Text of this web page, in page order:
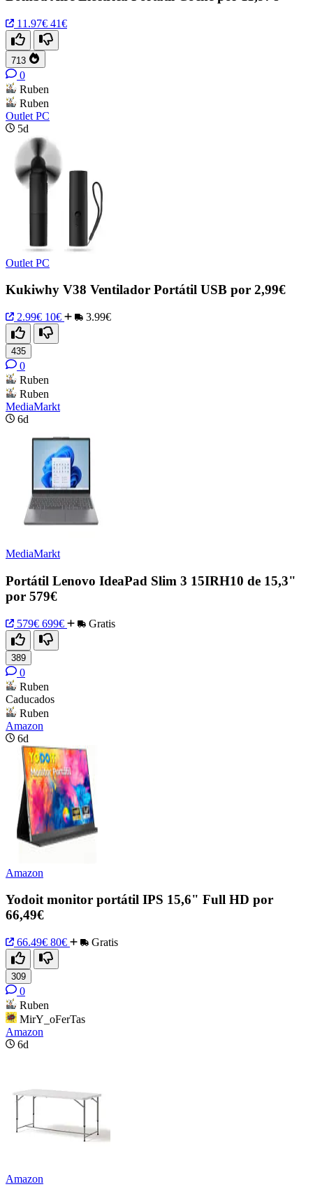
11.97€ 41€
713
0
Ruben
Ruben
Outlet PC
5d
Outlet PC
Kukiwhy V38 Ventilador Portátil USB por 2,99€
2.99€ 10€ 3.99€
435
0
Ruben
Ruben
MediaMarkt
6d
MediaMarkt
Portátil Lenovo IdeaPad Slim 3 15IRH10 de 15,3"
por 579€
579€ 699€ Gratis
389
0
Ruben
Caducados
Ruben
Amazon
6d
Amazon
Yodoit monitor portátil IPS 15,6" Full HD por
66,49€
66.49€ 80€ Gratis
309
0
Ruben
MirY_oFerTas
Amazon
6d
Amazon